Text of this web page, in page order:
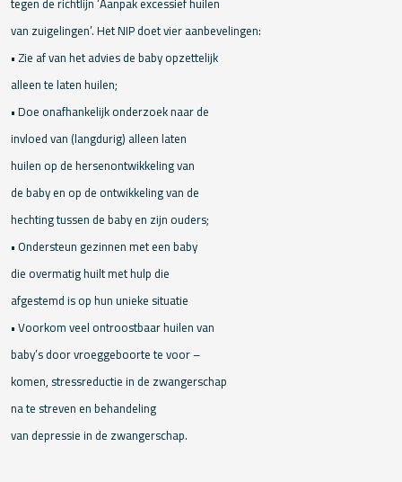
van zuigelingen’. Het NIP doet vier aanbevelingen:
• Zie af van het advies de baby opzettelijk
alleen te laten huilen;
• Doe onafhankelijk onderzoek naar de
invloed van (langdurig) alleen laten
huilen op de hersenontwikkeling van
de baby en op de ontwikkeling van de
hechting tussen de baby en zijn ouders;
• Ondersteun gezinnen met een baby
die overmatig huilt met hulp die
afgestemd is op hun unieke situatie
• Voorkom veel ontroostbaar huilen van
baby’s door vroeggeboorte te voor –
komen, stressreductie in de zwangerschap
na te streven en behandeling
van depressie in de zwangerschap.